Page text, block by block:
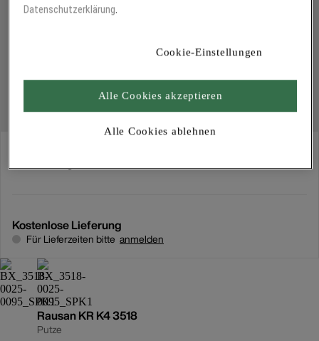
Kostenlose Lieferung
Für Lieferzeiten bitte anmelden
Rausan KR K4 3518
Putze
Datenschutzerklärung.
Cookie-Einstellungen
Alle Cookies ablehnen
Alle Cookies akzeptieren